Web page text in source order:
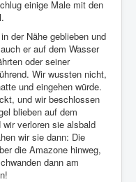
einige Male mit den
der Nähe geblieben und
er auf dem Wasser
oder seiner
Wir wussten nicht,
und eingehen würde.
und wir beschlossen
blieben auf dem
verloren sie alsbald
wir sie dann: Die
die Amazone hinweg,
dann am